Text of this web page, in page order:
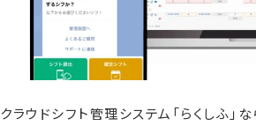
クラウドシフト管理システム「らくしふ」